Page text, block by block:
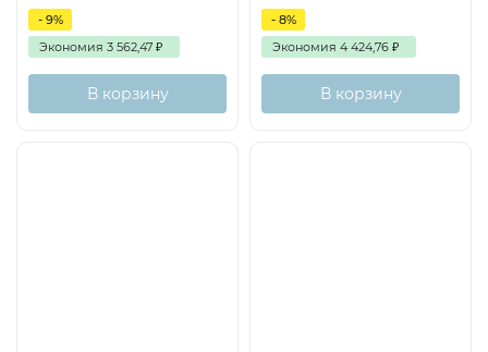
- 9%
Экономия 3 562,47 ₽
В корзину
- 8%
Экономия 4 424,76 ₽
В корзину